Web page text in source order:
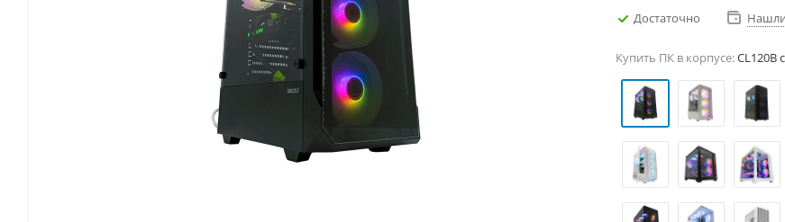
Достаточно
Купить ПК в корпусе:CL120B